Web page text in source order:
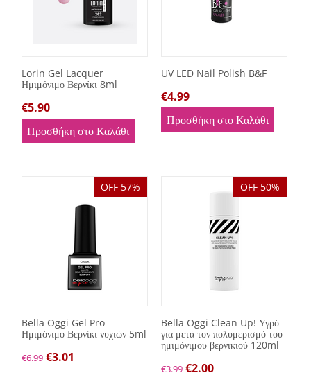
Lorin Gel Lacquer
Ημιμόνιμο Βερνίκι 8ml
€5.90
Προσθήκη στο Καλάθι
UV LED Nail Polish B&F
€4.99
Προσθήκη στο Καλάθι
OFF 57%
Bella Oggi Gel Pro
Ημιμόνιμο Βερνίκι νυχιών 5ml
€6.99 €3.01
OFF 50%
Bella Oggi Clean Up! Υγρό
για μετά τον πολυμερισμό του
ημιμόνιμου βερνικιού 120ml
€3.99 €2.00